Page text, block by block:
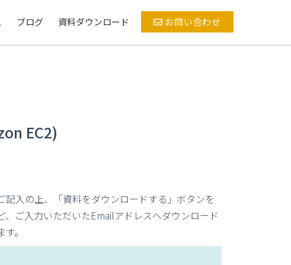
ブログ 資料ダウンロード お問い合わせ
EC2)
記入の上、「資料をダウンロードする」ボタンを
、ご入力いただいたEmailアドレスへダウンロード
。